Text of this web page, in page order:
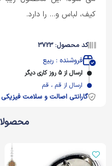
کیف، لباس و... را دارد.
کد محصول: 3723
فروشنده : ربیع
ارسال از 5 روز کاری دیگر
ارسال از قم ، قم
گارانتی اصالت و سلامت فیزیکی